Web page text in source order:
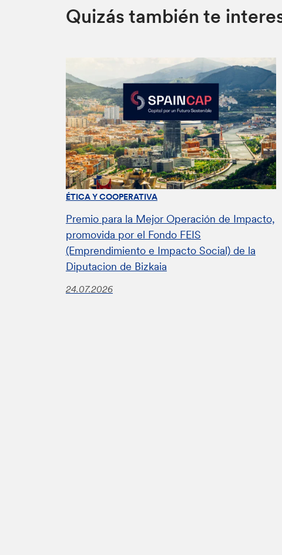
Quizás también te
ÉTICA Y COOPERATIVA
Premio para la Mejor Operación de Impacto,
promovida por el Fondo FEIS
(Emprendimiento e Impacto Social) de la
Diputacion de Bizkaia
24.07.2026